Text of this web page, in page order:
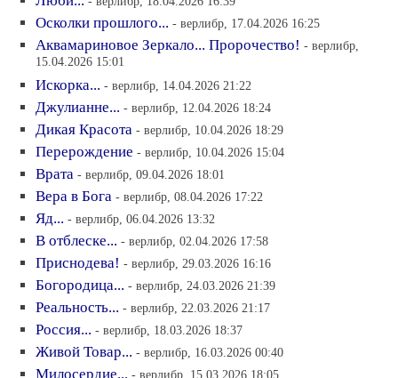
Осколки прошлого... - верлибр, 17.04.2026 16:25
Аквамариновое Зеркало... Пророчество! - верлибр,
15.04.2026 15:01
Искорка... - верлибр, 14.04.2026 21:22
Джулианне... - верлибр, 12.04.2026 18:24
Дикая Красота - верлибр, 10.04.2026 18:29
Перерождение - верлибр, 10.04.2026 15:04
Врата - верлибр, 09.04.2026 18:01
Вера в Бога - верлибр, 08.04.2026 17:22
Яд... - верлибр, 06.04.2026 13:32
В отблеске... - верлибр, 02.04.2026 17:58
Приснодева! - верлибр, 29.03.2026 16:16
Богородица... - верлибр, 24.03.2026 21:39
Реальность... - верлибр, 22.03.2026 21:17
Россия... - верлибр, 18.03.2026 18:37
Живой Товар... - верлибр, 16.03.2026 00:40
Милосердие... - верлибр, 15.03.2026 18:05